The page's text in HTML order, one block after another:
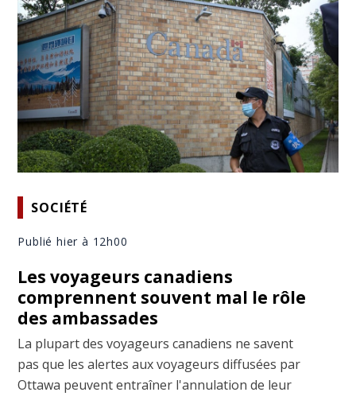
SOCIÉTÉ
Publié hier à 12h00
Les voyageurs canadiens
comprennent souvent mal le rôle
des ambassades
La plupart des voyageurs canadiens ne savent
pas que les alertes aux voyageurs diffusées par
Ottawa peuvent entraîner l'annulation de leur